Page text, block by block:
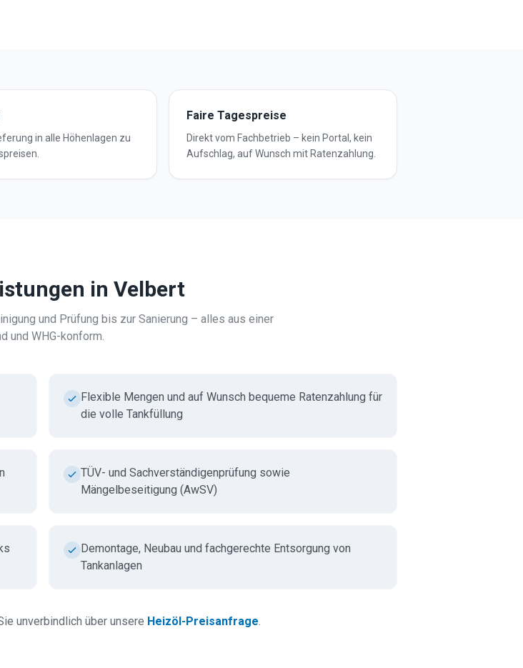
in alle Höhenlagen zu
Faire Tagespreise
Direkt vom Fachbetrieb – kein Portal, kein
Aufschlag, auf Wunsch mit Ratenzahlung.
in Velbert
und Prüfung bis zur Sanierung – alles aus einer
und WHG-konform.
Flexible Mengen und auf Wunsch bequeme Ratenzahlung für
die volle Tankfüllung
TÜV- und Sachverständigenprüfung sowie
Mängelbeseitigung (AwSV)
Demontage, Neubau und fachgerechte Entsorgung von
Tankanlagen
unverbindlich über unsere Heizöl-Preisanfrage.